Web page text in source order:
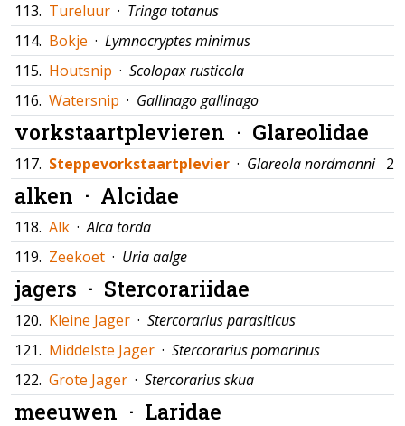
113. Tureluur · Tringa totanus
114. Bokje · Lymnocryptes minimus
115. Houtsnip · Scolopax rusticola
116. Watersnip · Gallinago gallinago
vorkstaartplevieren · Glareolidae
117. Steppevorkstaartplevier · Glareola nordmanni
alken · Alcidae
118. Alk ·Alca torda
119. Zeekoet · Uria aalge
jagers · Stercorariidae
120. Kleine Jager · Stercorarius parasiticus
121. Middelste Jager · Stercorarius pomarinus
122. Grote Jager · Stercorarius skua
meeuwen · Laridae